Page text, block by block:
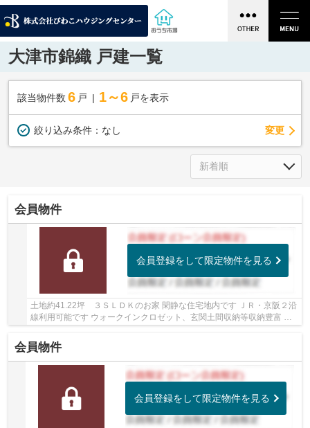
大津市錦織 戸建一覧
該当物件数 6 戸 1～6 戸を表示
絞り込み条件： なし 変更
会員物件
会員登録をして限定物件を見る
土地約41.22坪 ３ＳＬＤＫのお家 閑静な住宅地内です ＪＲ・京阪２沿
線利用可能です ウォークインクロゼット、玄関土間収納等収納豊富 駐
車３台可能ですよ
会員物件
会員登録をして限定物件を見る